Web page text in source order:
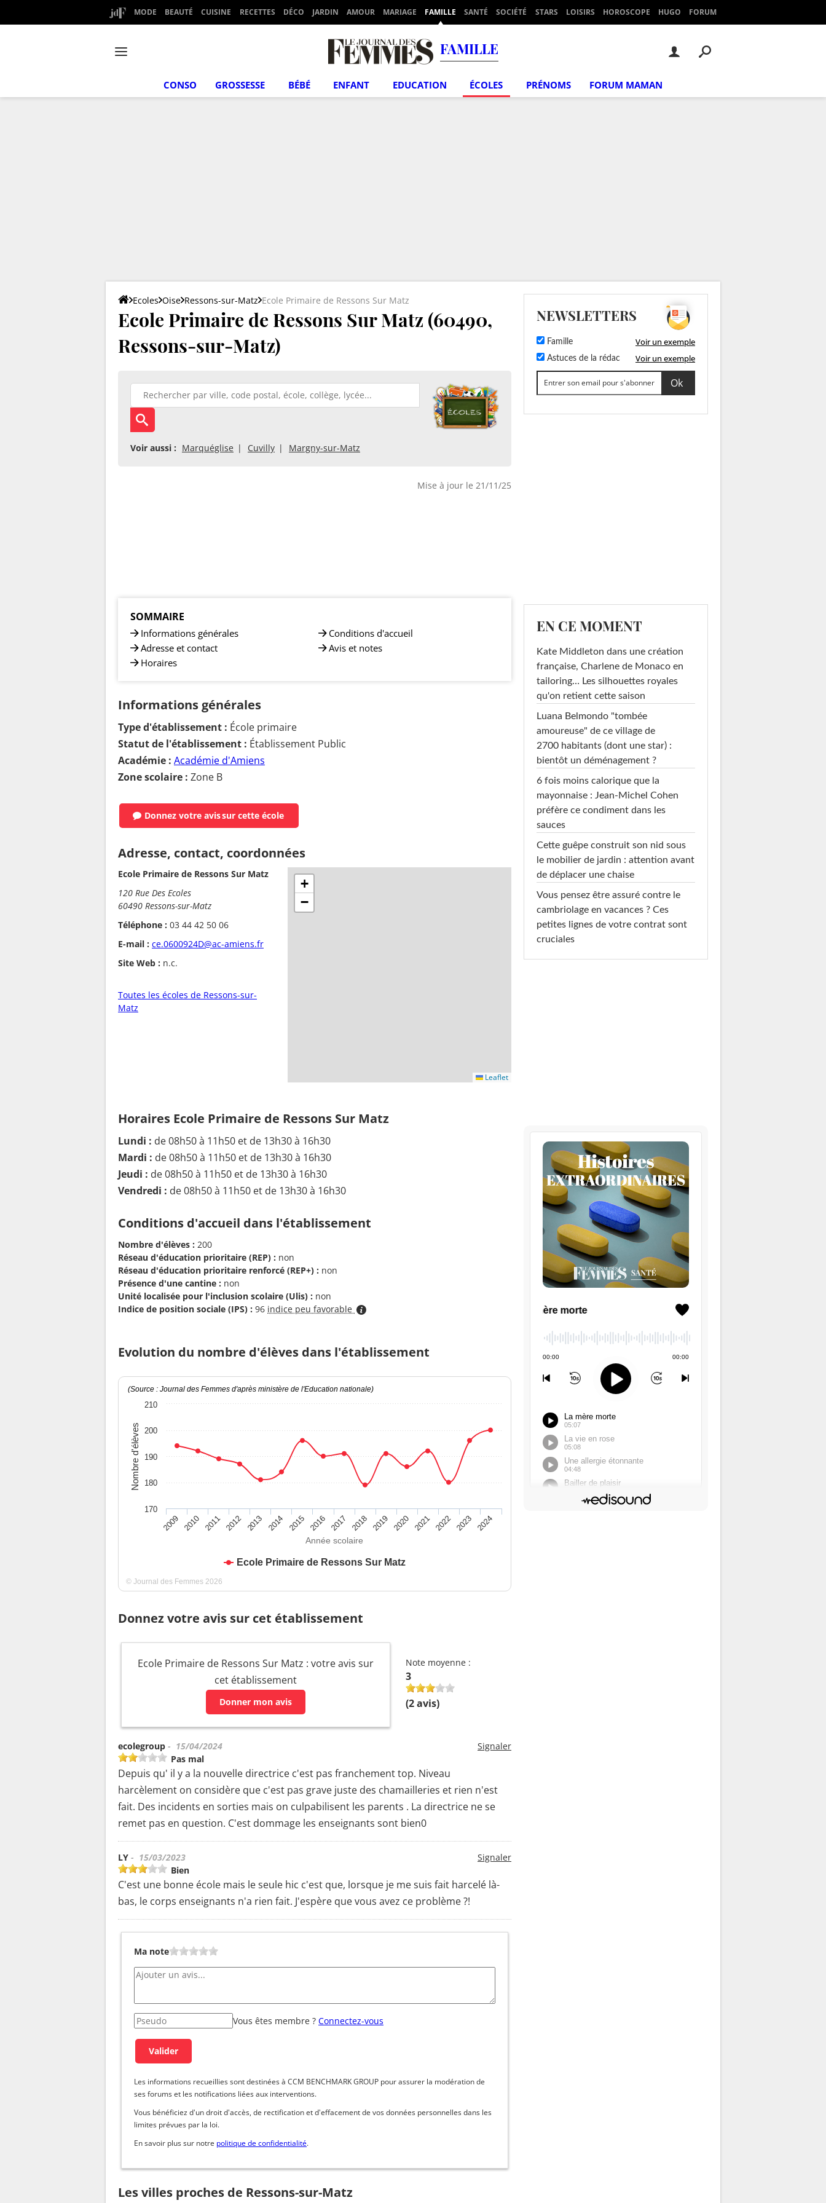
MODE BEAUTÉ CUISINE RECETTES DÉCO JARDIN AMOUR MARIAGE FAMILLE SANTÉ SOCIÉTÉ STARS LOISIRS HOROSCOPE HUGO FORUM
FAMILLE
CONSO GROSSESSE BÉBÉ ENFANT EDUCATION ÉCOLES PRÉNOMS FORUM MAMAN
Ecoles Oise Ressons-sur-Matz Ecole Primaire de Ressons Sur Matz
Ecole Primaire de Ressons Sur Matz (60490,
Ressons-sur-Matz)
Voir aussi : Marquéglise Cuvilly Margny-sur-Matz
Mise à jour le 21/11/25
SOMMAIRE
Informations générales
Adresse et contact
Horaires
Conditions d'accueil
Avis et notes
Informations générales
Type d'établissement : École primaire
Statut de l'établissement : Établissement Public
Académie : Académie d'Amiens
Zone scolaire : Zone B
Donnez votre avissur cette école
Adresse, contact, coordonnées
Ecole Primaire de Ressons Sur Matz
120 Rue Des Ecoles
60490 Ressons-sur-Matz
Téléphone : 03 44 42 50 06
E-mail : ce.0600924D@ac-amiens.fr
Site Web : n.c.
Toutes les écoles de Ressons-sur-
Matz
+
−
Leaflet
Horaires Ecole Primaire de Ressons Sur Matz
Lundi : de 08h50 à 11h50 et de 13h30 à 16h30
Mardi : de 08h50 à 11h50 et de 13h30 à 16h30
Jeudi : de 08h50 à 11h50 et de 13h30 à 16h30
Vendredi : de 08h50 à 11h50 et de 13h30 à 16h30
Conditions d'accueil dans l'établissement
Nombre d'élèves : 200
Réseau d'éducation prioritaire (REP) : non
Réseau d'éducation prioritaire renforcé (REP+) : non
Présence d'une cantine : non
Unité localisée pour l'inclusion scolaire (Ulis) : non
Indice de position sociale (IPS) : 96 indice peu favorable
Evolution du nombre d'élèves dans l'établissement
Année scolaire
Nombre d'élèves
(Source : Journal des Femmes d'après ministère de l'Education nationale)
Ecole Primaire de Ressons Sur Matz
2009 2010 2011 2012 2013 2014 2015 2016 2017 2018 2019 2020 2021 2022 2023 2024
170
180
190
200
210
© Journal des Femmes 2026
Donnez votre avis sur cet établissement
Ecole Primaire de Ressons Sur Matz : votre avis sur
cet établissement
Donner mon avis
Note moyenne :
3
(2avis)
Signaler
ecolegroup - 15/04/2024
Pas mal
Depuis qu' il y a la nouvelle directrice c'est pas franchement top. Niveau
harcèlement on considère que c'est pas grave juste des chamailleries et rien n'est
fait. Des incidents en sorties mais on culpabilisent les parents . La directrice ne se
remet pas en question. C'est dommage les enseignants sont bien0
Signaler
LY - 15/03/2023
Bien
C'est une bonne école mais le seule hic c'est que, lorsque je me suis fait harcelé là-
bas, le corps enseignants n'a rien fait. J'espère que vous avez ce problème ?!
Ma note
Vous êtes membre ? Connectez-vous
Les informations recueillies sont destinées à CCM BENCHMARK GROUP pour assurer la modération de
ses forums et les notifications liées aux interventions.
Vous bénéficiez d'un droit d'accès, de rectification et d'effacement de vos données personnelles dans les
limites prévues par la loi.
En savoir plus sur notre politique de confidentialité.
Les villes proches de Ressons-sur-Matz
NEWSLETTERS
Famille Voir un exemple
Astuces de la rédac Voir un exemple
EN CE MOMENT
Kate Middleton dans une création
française, Charlene de Monaco en
tailoring… Les silhouettes royales
qu'on retient cette saison
Luana Belmondo "tombée
amoureuse" de ce village de
2700 habitants (dont une star) :
bientôt un déménagement ?
6 fois moins calorique que la
mayonnaise : Jean-Michel Cohen
préfère ce condiment dans les
sauces
Cette guêpe construit son nid sous
le mobilier de jardin : attention avant
de déplacer une chaise
Vous pensez être assuré contre le
cambriolage en vacances ? Ces
petites lignes de votre contrat sont
cruciales